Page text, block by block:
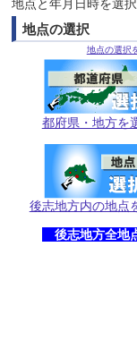
地点と年月日時を選
地点の選択
地点の選択
都府県・地方を
後志地方内の地点
後志地方全地